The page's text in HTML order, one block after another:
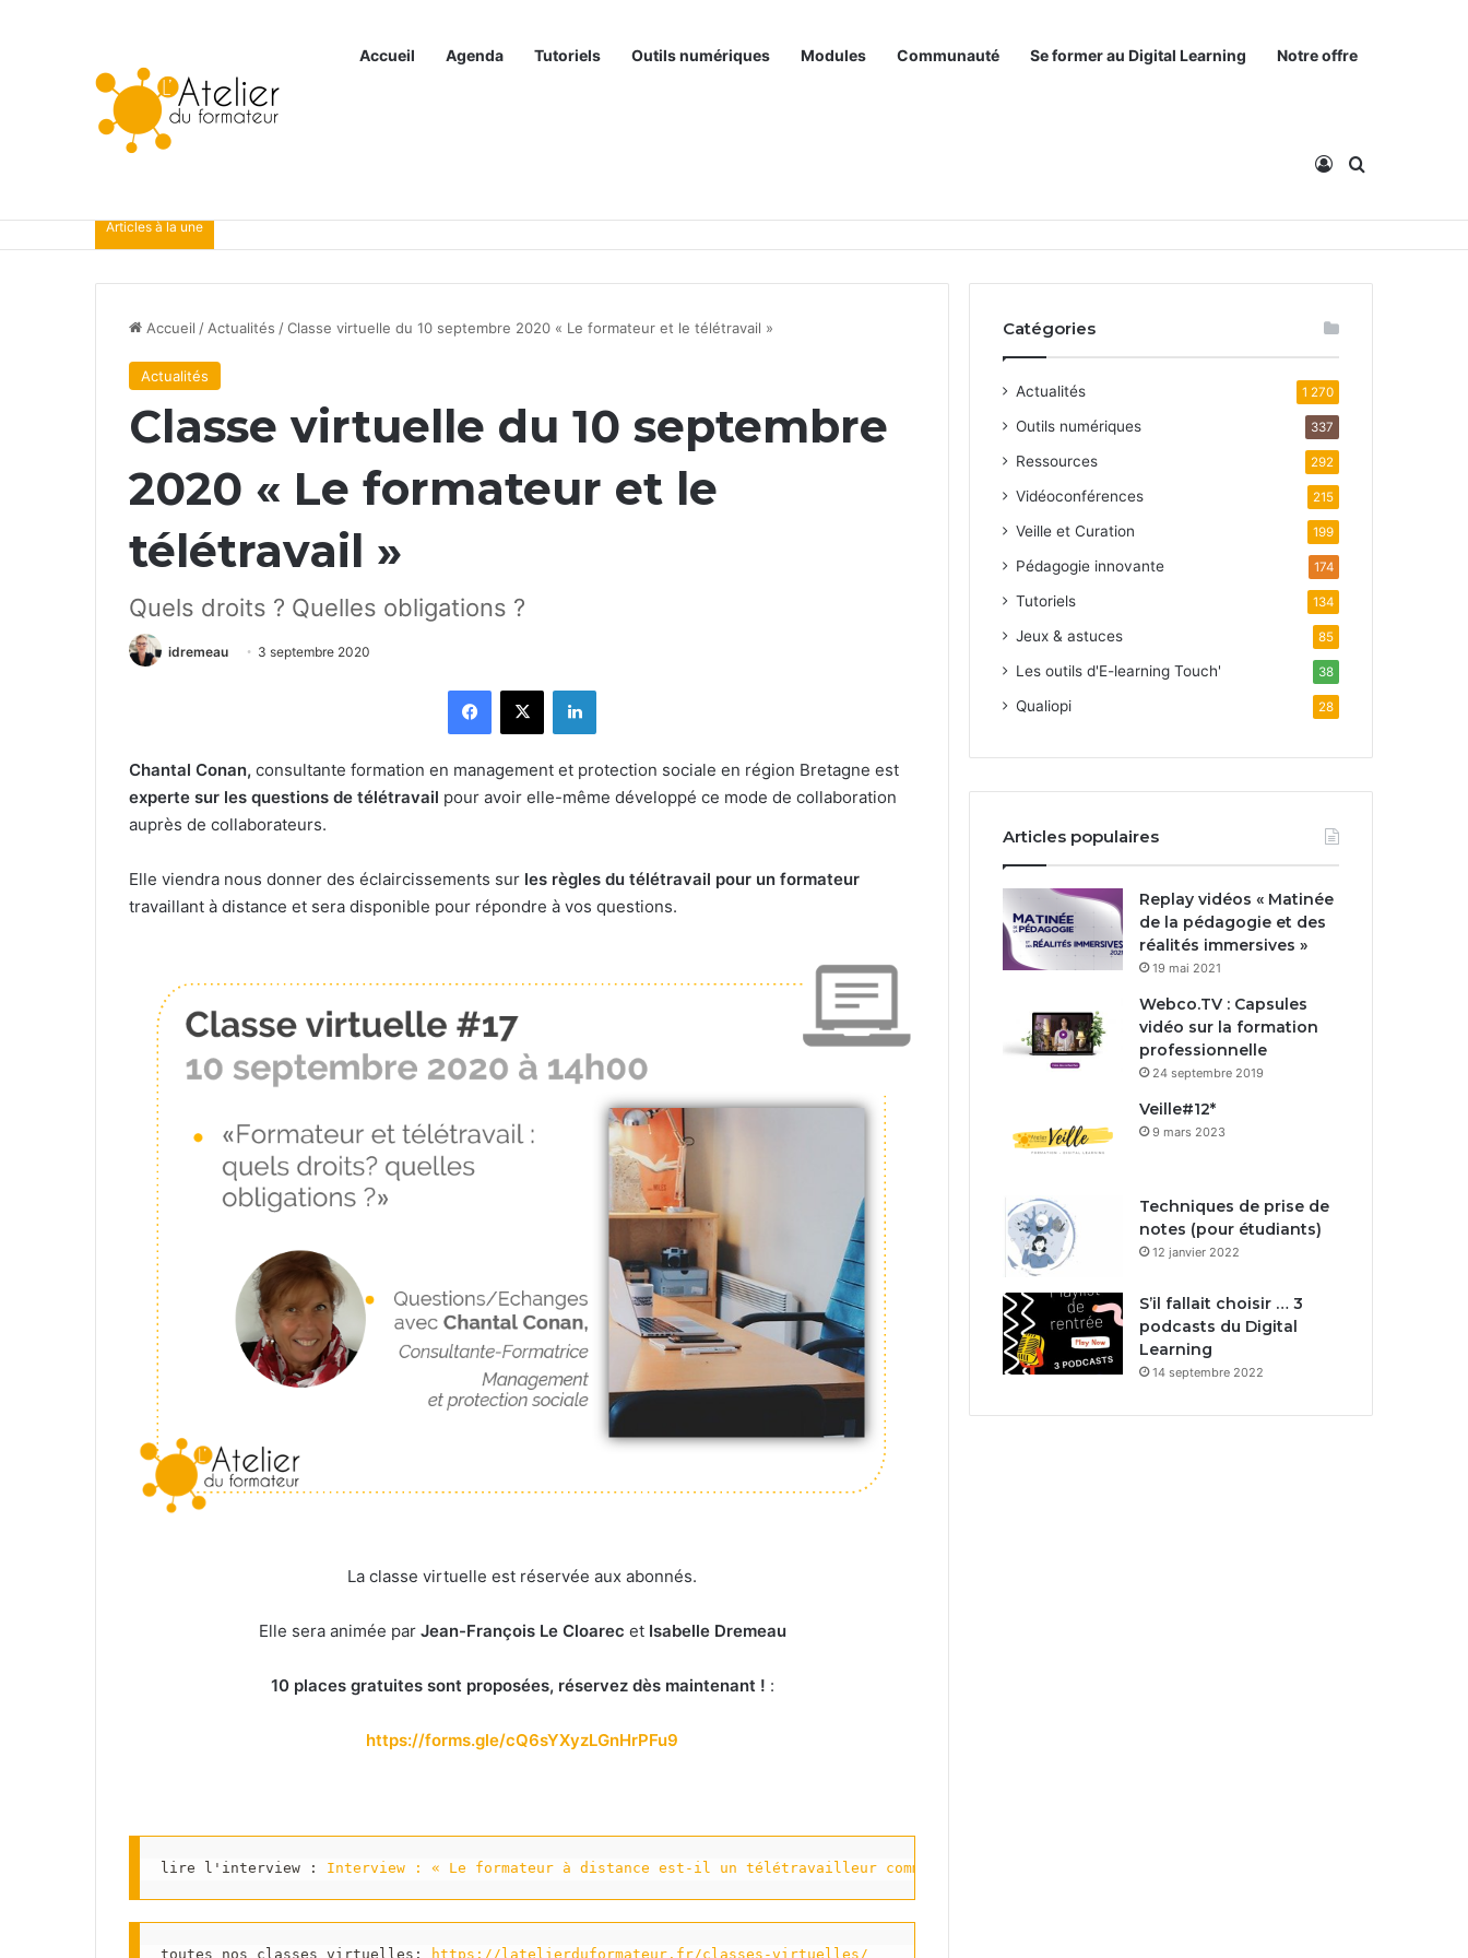
Accueil Agenda Tutoriels Outils numériques Modules Communauté Se former au Digital Learning Notre offre
Connexion
Rechercher
Articles à la une
Accueil / Actualités /Classe virtuelle du 10 septembre 2020 « Le formateur et le télétravail »
Actualités
Classe virtuelle du 10 septembre
2020 « Le formateur et le
télétravail »
Quels droits ? Quelles obligations ?
idremeau 3 septembre 2020
Facebook
X Linkedin
Chantal Conan, consultante formation en management et protection sociale en région Bretagne est
experte sur les questions de télétravail pour avoir elle-même développé ce mode de collaboration
auprès de collaborateurs.
Elle viendra nous donner des éclaircissements sur les règles du télétravail pour un formateur
travaillant à distance et sera disponible pour répondre à vos questions.
La classe virtuelle est réservée aux abonnés.
Elle sera animée par Jean-François Le Cloarec etIsabelle Dremeau
10 places gratuites sont proposées, réservez dès maintenant ! :
https://forms.gle/cQ6sYXyzLGnHrPFu9
lire l'interview : Interview : « Le formateur à distance est-il un télétravailleur comme un autre ? »
toutes nos classes virtuelles: https://latelierduformateur.fr/classes-virtuelles/
Catégories
Actualités 1 270
Outils numériques 337
Ressources 292
Vidéoconférences 215
Veille et Curation 199
Pédagogie innovante 174
Tutoriels 134
Jeux & astuces 85
Les outils d'E-learning Touch' 38
Qualiopi 28
Articles populaires
Replay vidéos « Matinée
de la pédagogie et des
réalités immersives »
19 mai 2021
Webco.TV : Capsules
vidéo sur la formation
professionnelle
24 septembre 2019
Veille#12*
9 mars 2023
Techniques de prise de
notes (pour étudiants)
12 janvier 2022
S’il fallait choisir … 3
podcasts du Digital
Learning
14 septembre 2022